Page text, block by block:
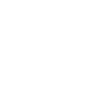
Bedoyo